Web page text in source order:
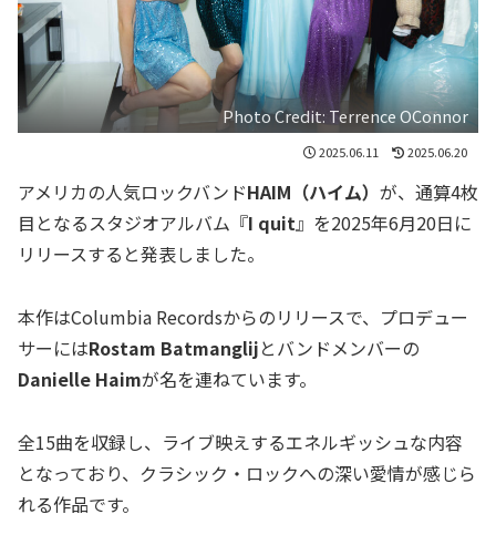
Photo Credit: Terrence OConnor
2025.06.11 2025.06.20
アメリカの人気ロックバンドHAIM（ハイム） が、通算4枚
目となるスタジオアルバム『I quit』を2025年6月20日に
リリースすると発表しました。
本作はColumbia Recordsからのリリースで、プロデュー
サーにはRostam Batmanglijとバンドメンバーの
Danielle Haimが名を連ねています。
全15曲を収録し、ライブ映えするエネルギッシュな内容
となっており、クラシック・ロックへの深い愛情が感じら
れる作品です。